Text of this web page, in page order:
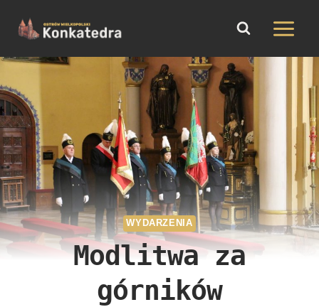
treści
WYDARZENIA
Modlitwa za
górników